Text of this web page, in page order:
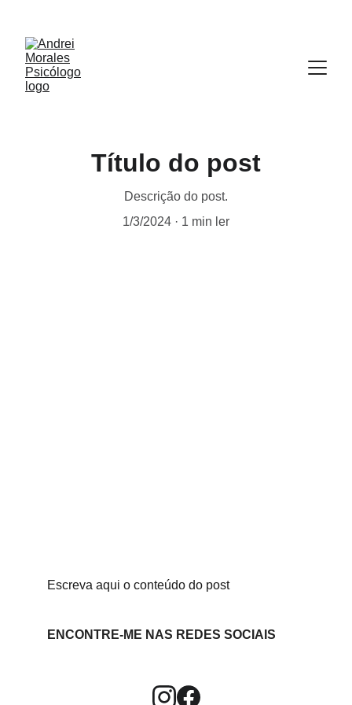
Título do post
Descrição do post.
1/3/2024
1 min ler
Escreva aqui o conteúdo do post
ENCONTRE-ME NAS REDES SOCIAIS